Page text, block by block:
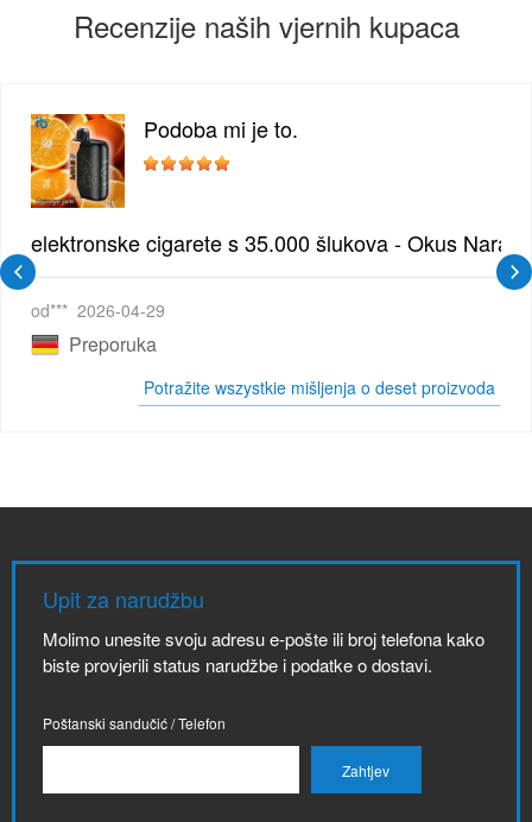
Recenzije naših vjernih kupaca
| Elegantna Voćna Kombinacija
Podoba mi je to.
elektronske cigarete s 35.000 šlukova - Okus
od*** 2026-04-29
Preporuka
Potražite wszystkie mišljenja o deset proizvoda
Upit za narudžbu
Molimo unesite svoju adresu e-pošte ili broj telefona kako
biste provjerili status narudžbe i podatke o dostavi.
Poštanski sandučić / Telefon